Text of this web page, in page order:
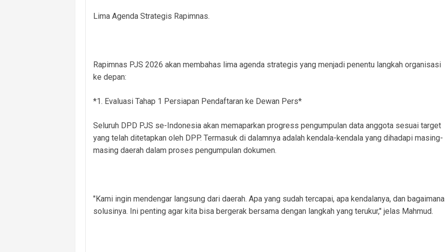
Lima Agenda Strategis Rapimnas.
Rapimnas PJS 2026 akan membahas lima agenda strategis yang menjadi penentu langkah organisasi
ke depan:
*1. Evaluasi Tahap 1 Persiapan Pendaftaran ke Dewan Pers*
Seluruh DPD PJS se-Indonesia akan memaparkan progress pengumpulan data anggota sesuai target
yang telah ditetapkan oleh DPP. Termasuk di dalamnya adalah kendala-kendala yang dihadapi masing-
masing daerah dalam proses pengumpulan dokumen.
"Kami ingin mendengar langsung dari daerah. Apa yang sudah tercapai, apa kendalanya, dan bagaimana
solusinya. Ini penting agar kita bisa bergerak bersama dengan langkah yang terukur," jelas Mahmud.